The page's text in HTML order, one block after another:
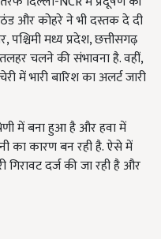
और कोहरे ने भी दस्तक दे दी
मध्य प्रदेश, छत्तीसगढ़
चलने की संभावना है. वहीं,
में भारी बारिश का अलर्ट जारी
में बना हुआ है और हवा में
का कारण बन रही है. ऐसे में
गिरावट दर्ज की जा रही है और